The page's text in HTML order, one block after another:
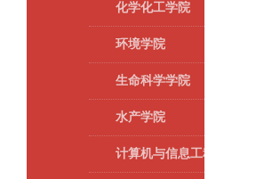
化学化工学院
环境学院
生命科学学院
水产学院
计算机与信息工程学院